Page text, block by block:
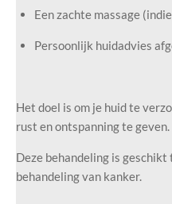
Een zachte massage
Persoonlijk huidadvies
Het doel is om je huid te
rust en ontspanning te geven.
Deze behandeling is geschikt
behandeling van kanker.